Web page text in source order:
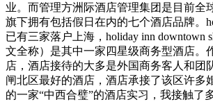
业。而管理方洲际酒店管理集团是目前全
旗下拥有包括假日在内的七个酒店品牌。
已有三家落户上海，holiday inn downtown
文全称）是其中一家四星级商务型酒店。
店，酒店接待的大多是外国商务客人和团
闸北区最好的酒店，酒店承接了该区许多
的一家“中西合璧”的酒店实习，我接触了